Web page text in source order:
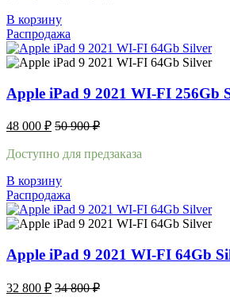
В корзину
Распродажа
Apple iPad 9 2021 WI-FI 256Gb
48 000 ₽ 50 900₽
Доступно для предзаказа
В корзину
Распродажа
Apple iPad 9 2021 WI-FI 64Gb
32 800 ₽ 34 800₽